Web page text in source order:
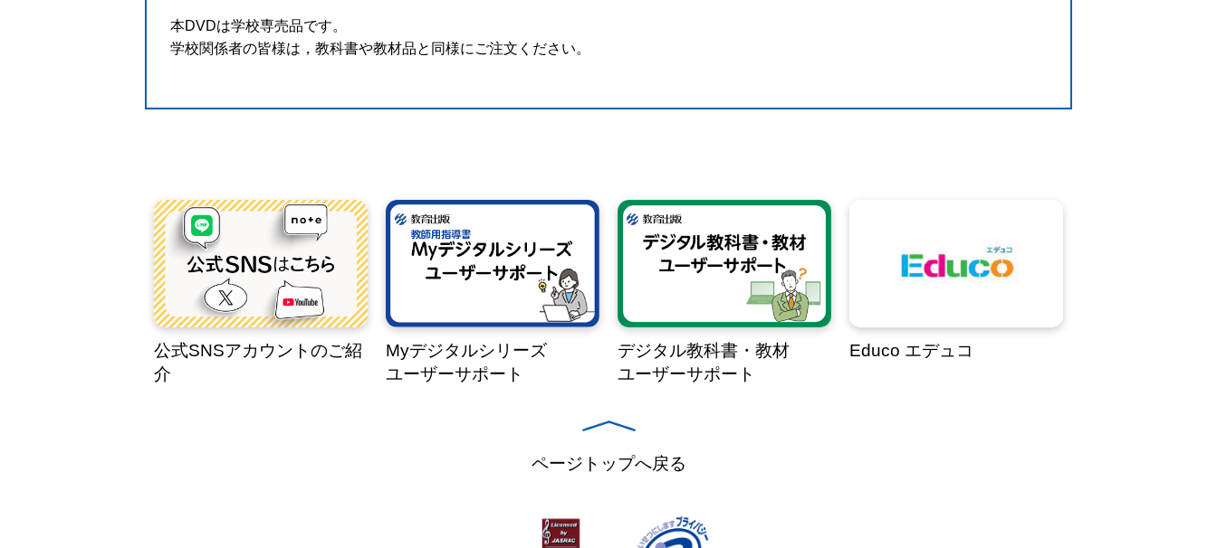
本DVDは学校専売品です。
学校関係者の皆様は，教科書や教材品と同様にご注文ください。
公式SNSアカウントのご紹
介
Myデジタルシリーズ
ユーザーサポート
デジタル教科書・教材
ユーザーサポート
Educo エデュコ
ページトップへ戻る